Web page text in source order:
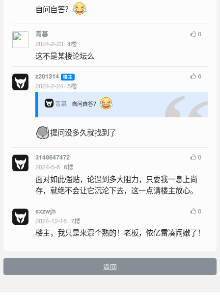
自问自答？
青慕
2024-2-23 4楼
0
这不是某楼论坛么
z201314 楼主
2024-2-24 5楼
0
青慕 自问自答？
提问没多久就找到了
3148647472
2024-5-6 6楼
0
面对如此强贴，论遇到多大阻力，只要我一息上尚
存，就绝不会让它沉沦下去，这一点请楼主放心。
sxzwjh
2024-12-16 7楼
0
楼主，我只是来混个熟的！老板，侬亿雷凑闹嫩了！
返回